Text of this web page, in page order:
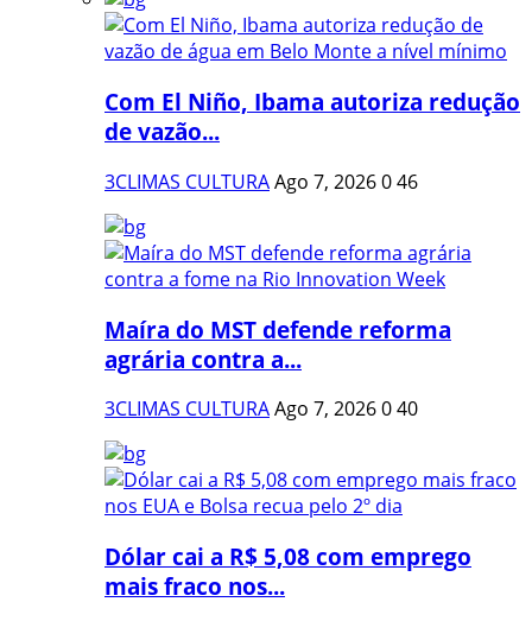
Com El Niño, Ibama autoriza redução
de vazão...
3CLIMAS CULTURAAgo 7, 2026046
Maíra do MST defende reforma
agrária contra a...
3CLIMAS CULTURAAgo 7, 2026040
Dólar cai a R$ 5,08 com emprego
mais fraco nos...